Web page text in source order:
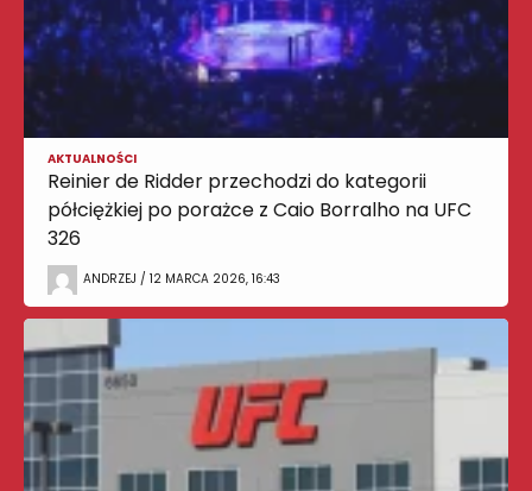
AKTUALNOŚCI
Reinier de Ridder przechodzi do kategorii
półciężkiej po porażce z Caio Borralho na UFC
326
ANDRZEJ / 12 MARCA 2026, 16:43